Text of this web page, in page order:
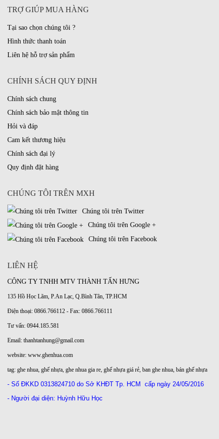
TRỢ GIÚP MUA HÀNG
Tại sao chọn chúng tôi ?
Hình thức thanh toán
Liên hệ hỗ trợ sản phẩm
CHÍNH SÁCH QUY ĐỊNH
Chính sách chung
Chính sách bảo mật thông tin
Hỏi và đáp
Cam kết thương hiệu
Chính sách đại lý
Quy định đặt hàng
CHÚNG TÔI TRÊN MXH
Chúng tôi trên Twitter
Chúng tôi trên Google +
Chúng tôi trên Facebook
LIÊN HỆ
CÔNG TY TNHH MTV THÀNH TẤN HƯNG
135 Hồ Học Lãm, P.An Lạc, Q.Bình Tân, TP.HCM
Điện thoại: 0866.766112 - Fax: 0866.766111
Tư vấn: 0944.185.581
Email: thanhtanhung@gmail.com
website: www.ghenhua.com
tag: ghe nhua, ghế nhựa, ghe nhua gia re, ghế nhựa giá rẻ, ban ghe nhua, bán ghế nhựa
- Số ĐKKD 0313824710 do Sở KHĐT Tp. HCM
cấp ngày 24/05/2016
- Người đại diện: Huỳnh Hữu Học